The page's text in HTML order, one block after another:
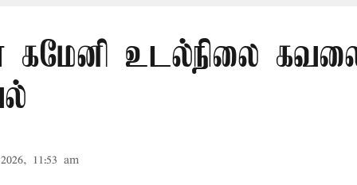
உடல்நிலை
11:53 am